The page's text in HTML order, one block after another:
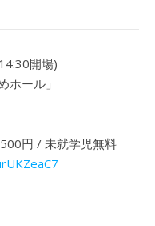
開場)
ホール」
円 / 未就学児無料